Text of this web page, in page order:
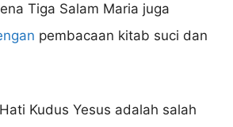
Tiga Salam Maria juga
pembacaan kitab suci dan
Kudus Yesus adalah salah